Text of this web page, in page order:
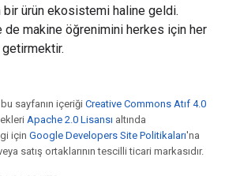
ürün ekosistemi haline geldi.
makine öğrenimini herkes için her
sayfanın içeriği Creative Commons Atıf 4.0
Apache 2.0 Lisansı altında
için Google Developers Site Politikaları'na
satış ortaklarının tescilli ticari markasıdır.